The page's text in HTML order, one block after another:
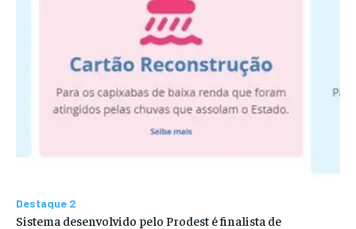
Destaque 2
Sistema desenvolvido pelo Prodest é finalista de